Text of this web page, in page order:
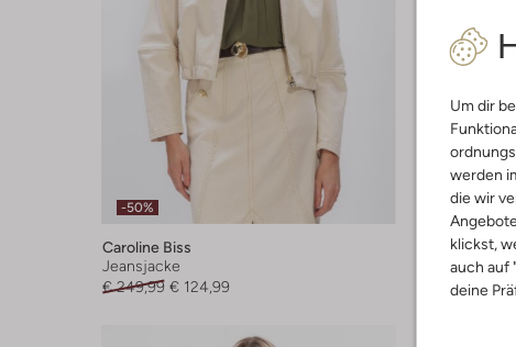
Um dir
werden
die wir
klickst,
auch auf
deine
-50%
Caroline Biss
Jeansjacke
€ 249,99 € 124,99
-50%
Indian Blue
Jeansjacke
€ 72,99 €